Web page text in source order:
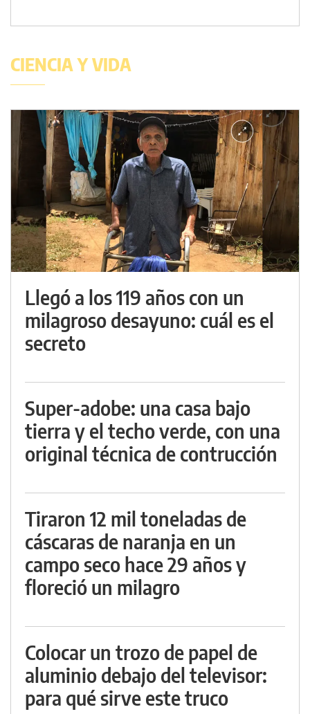
CIENCIA Y VIDA
Llegó a los 119 años con un
milagroso desayuno: cuál es el
secreto
Super-adobe: una casa bajo
tierra y el techo verde, con una
original técnica de contrucción
Tiraron 12 mil toneladas de
cáscaras de naranja en un
campo seco hace 29 años y
floreció un milagro
Colocar un trozo de papel de
aluminio debajo del televisor:
para qué sirve este truco